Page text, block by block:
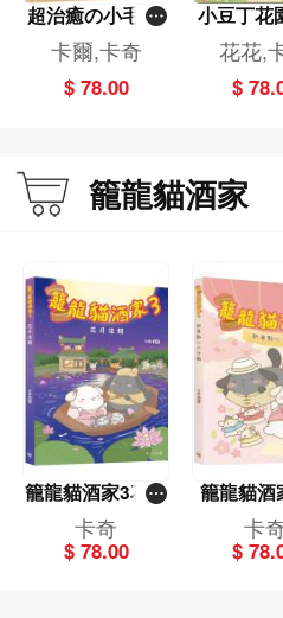
超治癒の小毛球
樂園——初次養
倉鼠手記
卡爾,卡奇
$ 78.00
小豆丁花
─與豆丁
邂逅
花花,
$
籠龍貓酒家
籠龍貓酒家3花月
佳期
卡奇
$ 78.00
籠龍貓酒
春點心
卡
$